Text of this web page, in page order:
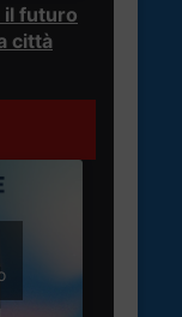
il futuro
città